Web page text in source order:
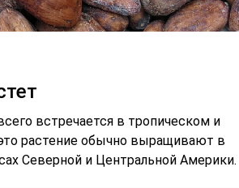
встречается в тропическом и
растение обычно выращивают в
Северной и Центральной Америки.